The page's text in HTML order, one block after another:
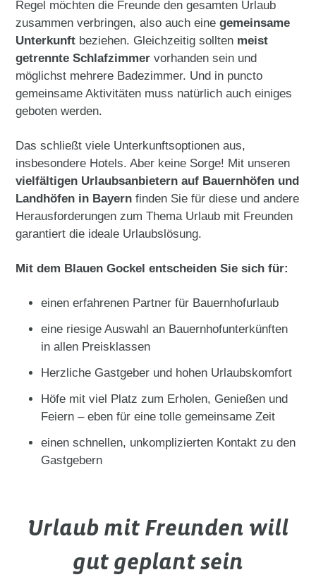
Regel möchten die Freunde den gesamten Urlaub
zusammen verbringen, also auch einegemeinsame
Unterkunft beziehen. Gleichzeitig sollten meist
getrennte Schlafzimmer vorhanden sein und
möglichst mehrere Badezimmer. Und in puncto
gemeinsame Aktivitäten muss natürlich auch einiges
geboten werden.
Das schließt viele Unterkunftsoptionen aus,
insbesondere Hotels. Aber keine Sorge! Mit unseren
vielfältigen Urlaubsanbietern auf Bauernhöfen und
Landhöfen in Bayern finden Sie für diese und andere
Herausforderungen zum Thema Urlaub mit Freunden
garantiert die ideale Urlaubslösung.
Mit dem Blauen Gockel entscheiden Sie sich für:
einen erfahrenen Partner für Bauernhofurlaub
eine riesige Auswahl an Bauernhofunterkünften
in allen Preisklassen
Herzliche Gastgeber und hohen Urlaubskomfort
Höfe mit viel Platz zum Erholen, Genießen und
Feiern – eben für eine tolle gemeinsame Zeit
einen schnellen, unkomplizierten Kontakt zu den
Gastgebern
Urlaub mit Freunden will
gut geplant sein